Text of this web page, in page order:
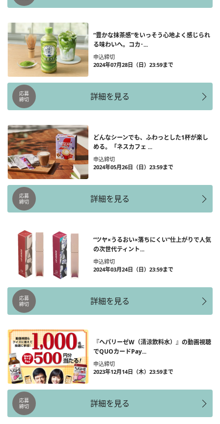
“豊かな抹茶感”をいっそう心地よく感じられ
る味わいへ。コカ･...
申込締切
2024年07月28日（日）23:59まで
詳細を見る
応募
締切
どんなシーンでも、ふわっとした1杯が楽し
める。「ネスカフェ ...
申込締切
2024年05月26日（日）23:59まで
詳細を見る
応募
締切
“ツヤ×うるおい×落ちにくい”仕上がりで人気
の次世代ティント...
申込締切
2024年03月24日（日）23:59まで
詳細を見る
応募
締切
『ヘパリーゼW（清涼飲料水）』の動画視聴
でQUOカードPay...
申込締切
2023年12月14日（木）23:59まで
詳細を見る
応募
締切